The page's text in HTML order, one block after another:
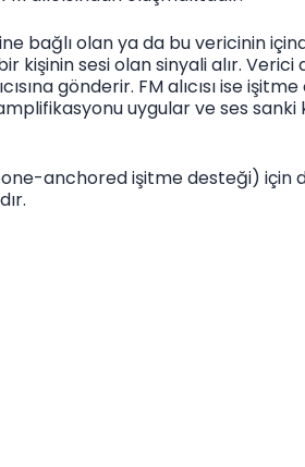
bağlı olan ya da bu vericinin
kişinin sesi olan sinyali alır.
gönderir. FM alıcısı ise
uygular ve ses
anchored işitme desteği) için